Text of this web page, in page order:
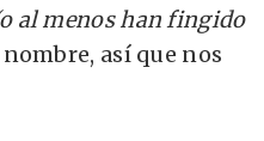
al menos han fingido
así que nos